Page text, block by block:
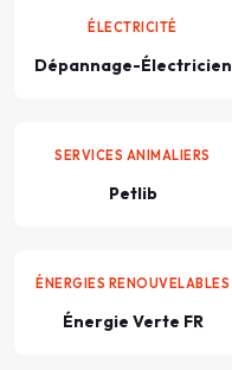
ÉLECTRICITÉ
Dépannage-Électricien
SERVICES ANIMALIERS
Petlib
ÉNERGIES RENOUVELABLES
Énergie Verte FR